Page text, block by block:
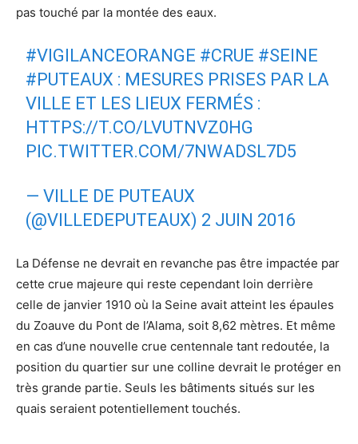
pas touché par la montée des eaux.
#VIGILANCEORANGE #CRUE #SEINE
#PUTEAUX : MESURES PRISES PAR LA
VILLE ET LES LIEUX FERMÉS :
HTTPS://T.CO/LVUTNVZ0HG
PIC.TWITTER.COM/7NWADSL7D5
— VILLE DE PUTEAUX
(@VILLEDEPUTEAUX) 2 JUIN 2016
La Défense ne devrait en revanche pas être impactée par
cette crue majeure qui reste cependant loin derrière
celle de janvier 1910 où la Seine avait atteint les épaules
du Zoauve du Pont de l’Alama, soit 8,62 mètres. Et même
en cas d’une nouvelle crue centennale tant redoutée, la
position du quartier sur une colline devrait le protéger en
très grande partie. Seuls les bâtiments situés sur les
quais seraient potentiellement touchés.